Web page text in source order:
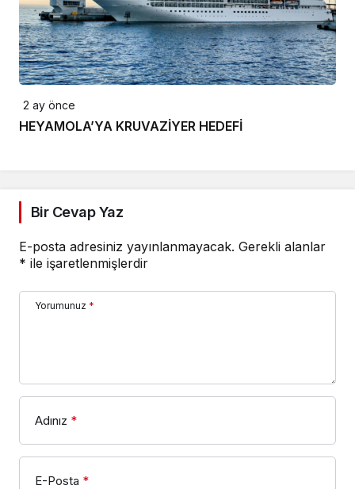
2 ay önce
HEYAMOLA’YA KRUVAZİYER HEDEFİ
Bir Cevap Yaz
E-posta adresiniz yayınlanmayacak. Gerekli alanlar
* ile işaretlenmişlerdir
Yorumunuz *
Adınız *
E-Posta *